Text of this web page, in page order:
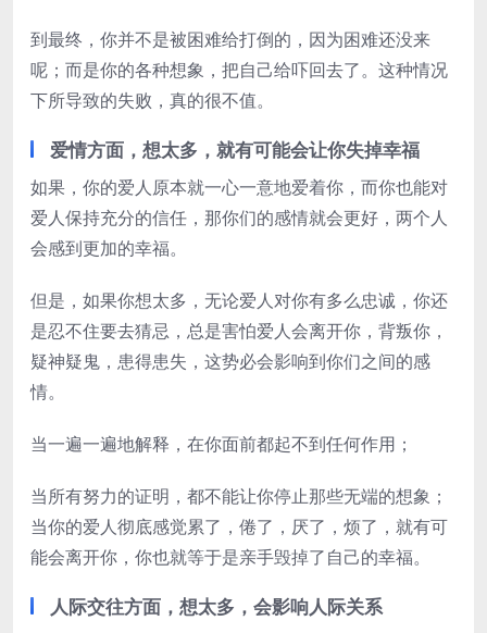
到最终，你并不是被困难给打倒的，因为困难还没来
呢；而是你的各种想象，把自己给吓回去了。这种情况
下所导致的失败，真的很不值。
爱情方面，想太多，就有可能会让你失掉幸福
如果，你的爱人原本就一心一意地爱着你，而你也能对
爱人保持充分的信任，那你们的感情就会更好，两个人
会感到更加的幸福。
但是，如果你想太多，无论爱人对你有多么忠诚，你还
是忍不住要去猜忌，总是害怕爱人会离开你，背叛你，
疑神疑鬼，患得患失，这势必会影响到你们之间的感
情。
当一遍一遍地解释，在你面前都起不到任何作用；
当所有努力的证明，都不能让你停止那些无端的想象；
当你的爱人彻底感觉累了，倦了，厌了，烦了，就有可
能会离开你，你也就等于是亲手毁掉了自己的幸福。
人际交往方面，想太多，会影响人际关系